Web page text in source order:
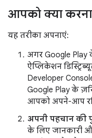
आपको क्या करना
यह तरीका अपनाएं:
अगर Google Play
ऐप्लिकेशन
Developer
Google Play के
आपको अपने-आप
अपनी पहचान की
के लिए जानकारी